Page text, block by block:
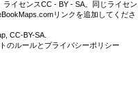
イセンスCC - BY - SA。同じライセン
リンクを追加してくださ
,CC-BY-SA
のルールとプライバシーポリシー